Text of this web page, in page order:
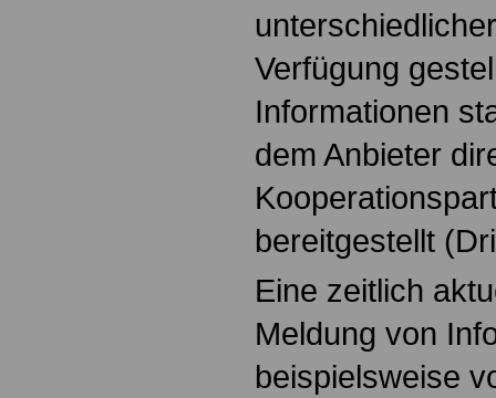
Verfügung
Informationen
dem Anbieter
bereitgestellt
Eine zeitlich
Meldung von
beispielsweise